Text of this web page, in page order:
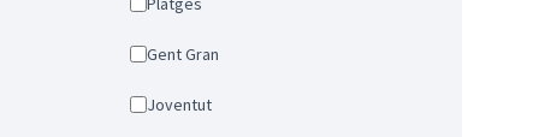
Gent Gran
Joventut